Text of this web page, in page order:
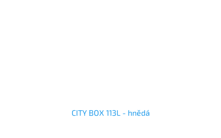
CITY BOX 113L - hnědá